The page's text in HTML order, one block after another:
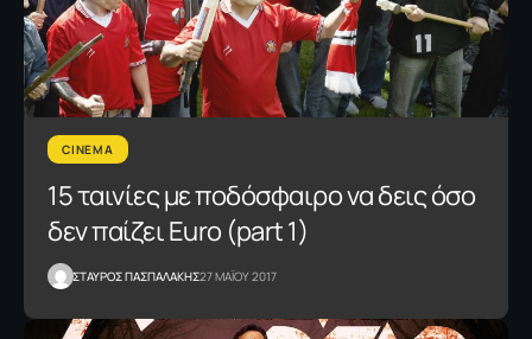
CINEMA
15 ταινίες με ποδόσφαιρο να δεις όσο
δεν παίζει Euro (part 1)
ΣΤΑΥΡΟΣ ΠΑΣΠΑΛΑΚΗΣ27 ΜΑΪΟΥ 2017